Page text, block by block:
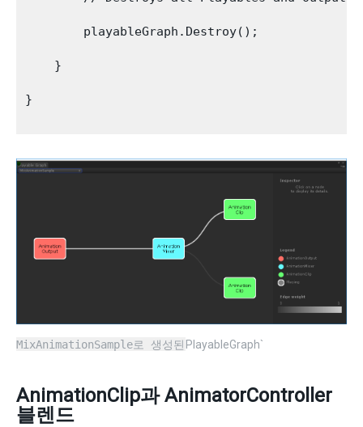
        playableGraph.Destroy();
    }
}
MixAnimationSample로 생성된 PlayableGraph`
AnimationClip과 AnimatorController
블렌드